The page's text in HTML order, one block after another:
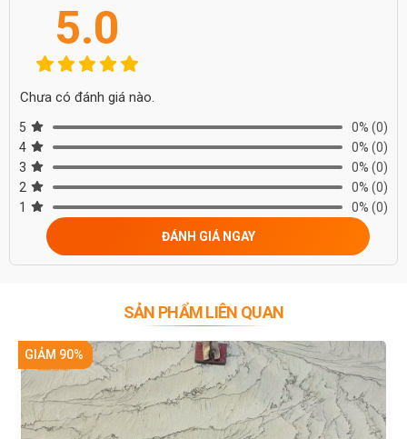
5.0
Chưa có đánh giá nào.
5 0% (0)
4
0% (0)
3
0% (0)
2
0% (0)
1
0% (0)
ĐÁNH GIÁ NGAY
SẢN PHẨM LIÊN QUAN
GIẢM 90%